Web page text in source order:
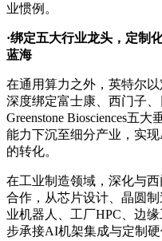
业惯例。
·绑定五大行业龙头，定制
蓝海
在通用算力之外，英特尔
深度绑定富士康、西门子、
Greenstone Biosciences五
能力下沉至细分产业，实
的转化。
在工业制造领域，深化与
合作，从芯片设计、晶圆
业机器人、工厂HPC、边
步承接AI机架集成与定制